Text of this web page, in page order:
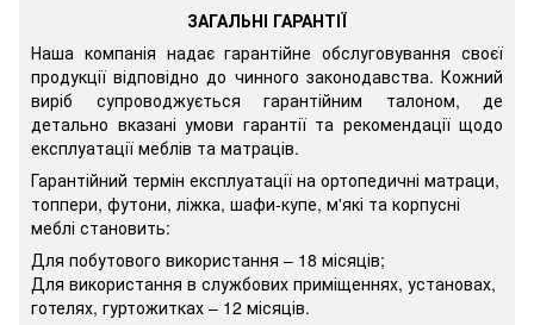
ЗАГАЛЬНІ ГАРАНТІЇ
Наша компанія надає гарантійне обслуговування своєї
продукції відповідно до чинного законодавства. Кожний
виріб супроводжується гарантійним талоном, де
детально вказані умови гарантії та рекомендації щодо
експлуатації меблів та матраців.
Гарантійний термін експлуатації на ортопедичні матраци,
топпери, футони, ліжка, шафи-купе, м'які та корпусні
меблі становить:
Для побутового використання – 18 місяців;
Для використання в службових приміщеннях, установах,
готелях, гуртожитках – 12 місяців.